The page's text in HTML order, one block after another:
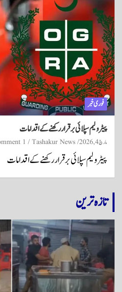
فوری خبر
پیٹرولیم سپلائی برقرار رکھنے کے اقدامات
مارچ 4, 2026 Tashakur News
1 Comment
پیٹرولیم سپلائی برقرار رکھنے کے اقدامات
تازہ ترین